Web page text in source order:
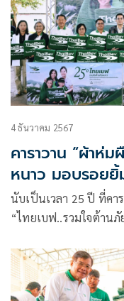
4 ธันวาคม 2567
คาราวาน “ผ้าห่
หนาว มอบรอย
หนองคาย
นับเป็นเวลา 25 ปี ที่คา
“ไทยเบฟ..รวมใจต้าน